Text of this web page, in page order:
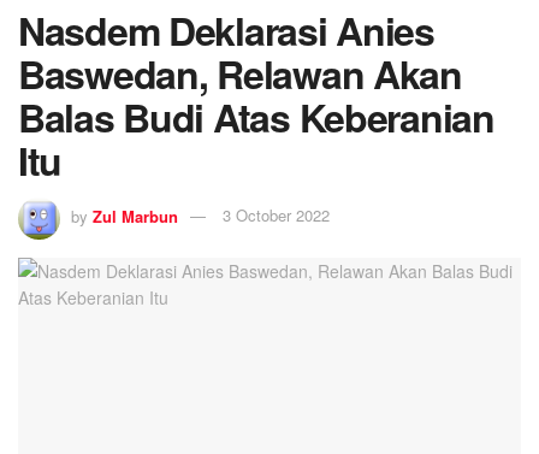
Nasdem Deklarasi Anies
Baswedan, Relawan Akan
Balas Budi Atas Keberanian
Itu
by Zul Marbun 3 October 2022